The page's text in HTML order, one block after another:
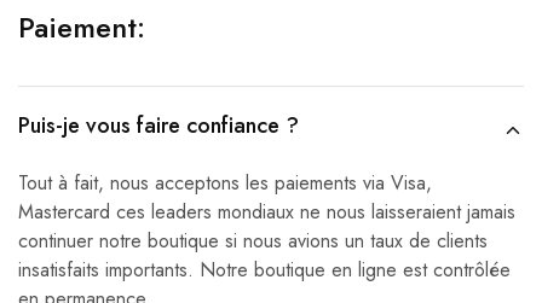
Paiement:
Puis-je vous faire confiance ?
Tout à fait, nous acceptons les paiements via Visa,
Mastercard ces leaders mondiaux ne nous laisseraient jamais
continuer notre boutique si nous avions un taux de clients
insatisfaits importants. Notre boutique en ligne est contrôlée